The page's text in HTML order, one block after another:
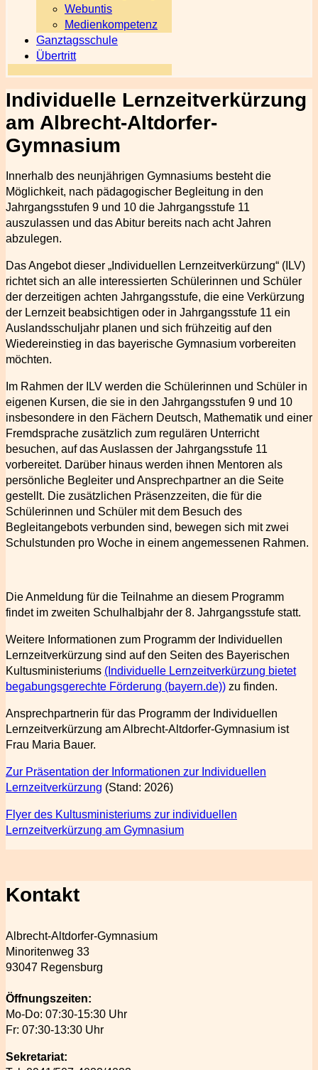
Webuntis
Medienkompetenz
Ganztagsschule
Übertritt
Individuelle Lernzeitverkürzung
am Albrecht-Altdorfer-
Gymnasium
Innerhalb des neunjährigen Gymnasiums besteht die
Möglichkeit, nach pädagogischer Begleitung in den
Jahrgangsstufen 9 und 10 die Jahrgangsstufe 11
auszulassen und das Abitur bereits nach acht Jahren
abzulegen.
Das Angebot dieser „Individuellen Lernzeitverkürzung“ (ILV)
richtet sich an alle interessierten Schülerinnen und Schüler
der derzeitigen achten Jahrgangsstufe, die eine Verkürzung
der Lernzeit beabsichtigen oder in Jahrgangsstufe 11 ein
Auslandsschuljahr planen und sich frühzeitig auf den
Wiedereinstieg in das bayerische Gymnasium vorbereiten
möchten.
Im Rahmen der ILV werden die Schülerinnen und Schüler in
eigenen Kursen, die sie in den Jahrgangsstufen 9 und 10
insbesondere in den Fächern Deutsch, Mathematik und einer
Fremdsprache zusätzlich zum regulären Unterricht
besuchen, auf das Auslassen der Jahrgangsstufe 11
vorbereitet. Darüber hinaus werden ihnen Mentoren als
persönliche Begleiter und Ansprechpartner an die Seite
gestellt. Die zusätzlichen Präsenzzeiten, die für die
Schülerinnen und Schüler mit dem Besuch des
Begleitangebots verbunden sind, bewegen sich mit zwei
Schulstunden pro Woche in einem angemessenen Rahmen.
Die Anmeldung für die Teilnahme an diesem Programm
findet im zweiten Schulhalbjahr der 8. Jahrgangsstufe statt.
Weitere Informationen zum Programm der Individuellen
Lernzeitverkürzung sind auf den Seiten des Bayerischen
Kultusministeriums (Individuelle Lernzeitverkürzung bietet
begabungsgerechte Förderung (bayern.de)) zu finden.
Ansprechpartnerin für das Programm der Individuellen
Lernzeitverkürzung am Albrecht-Altdorfer-Gymnasium ist
Frau Maria Bauer.
Zur Präsentation der Informationen zur Individuellen
Lernzeitverkürzung (Stand: 2026)
Flyer des Kultusministeriums zur individuellen
Lernzeitverkürzung am Gymnasium
Kontakt
Albrecht-Altdorfer-Gymnasium
Minoritenweg 33
93047 Regensburg
Öffnungszeiten:
Mo-Do: 07:30-15:30 Uhr
Fr: 07:30-13:30 Uhr
Sekretariat: